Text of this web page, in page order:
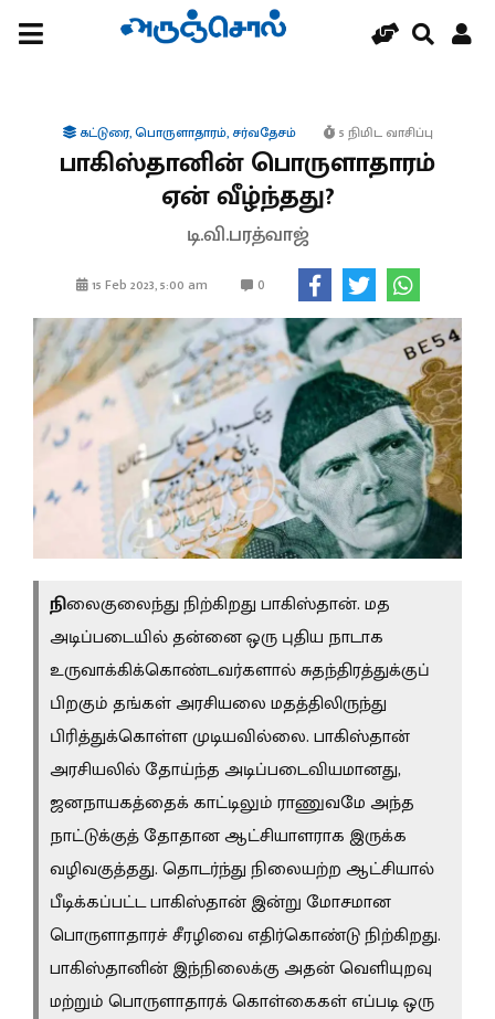
கட்டுரை,பொருளாதாரம்,சர்வதேசம் 5 நிமிட வாசிப்பு
பாகிஸ்தானின் பொருளாதாரம்
ஏன் வீழ்ந்தது?
டி.வி.பரத்வாஜ்
15 Feb 2023, 5:00 am 0
நிலைகுலைந்து நிற்கிறது பாகிஸ்தான். மத
அடிப்படையில் தன்னை ஒரு புதிய நாடாக
உருவாக்கிக்கொண்டவர்களால் சுதந்திரத்துக்குப்
பிறகும் தங்கள் அரசியலை மதத்திலிருந்து
பிரித்துக்கொள்ள முடியவில்லை. பாகிஸ்தான்
அரசியலில் தோய்ந்த அடிப்படைவியமானது,
ஜனநாயகத்தைக் காட்டிலும் ராணுவமே அந்த
நாட்டுக்குத் தோதான ஆட்சியாளராக இருக்க
வழிவகுத்தது. தொடர்ந்து நிலையற்ற ஆட்சியால்
பீடிக்கப்பட்ட பாகிஸ்தான் இன்று மோசமான
பொருளாதாரச் சீரழிவை எதிர்கொண்டு நிற்கிறது.
பாகிஸ்தானின் இந்நிலைக்கு அதன் வெளியுறவு
மற்றும் பொருளாதாரக் கொள்கைகள் எப்படி ஒரு